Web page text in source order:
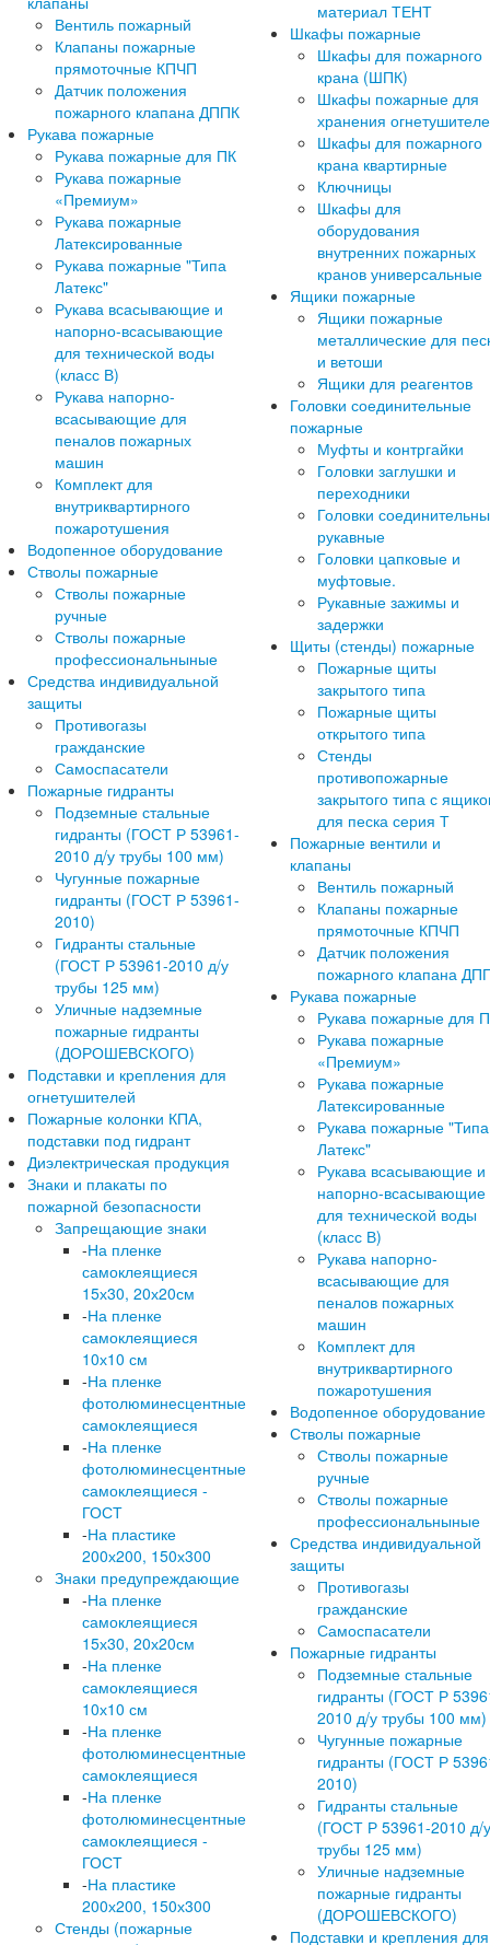
Вентиль пожарный
Клапаны пожарные
прямоточные КПЧП
Датчик положения
пожарного клапана ДППК
Рукава пожарные
Рукава пожарные для ПК
Рукава пожарные
«Премиум»
Рукава пожарные
Латексированные
Рукава пожарные "Типа
Латекс"
Рукава всасывающие и
напорно-всасывающие
для технической воды
(класс В)
Рукава напорно-
всасывающие для
пеналов пожарных
машин
Комплект для
внутриквартирного
пожаротушения
Водопенное оборудование
Стволы пожарные
Стволы пожарные
ручные
Стволы пожарные
профессиональныные
Средства индивидуальной
защиты
Противогазы
гражданские
Самоспасатели
Пожарные гидранты
Подземные стальные
гидранты (ГОСТ Р 53961-
2010 д/у трубы 100 мм)
Чугунные пожарные
гидранты (ГОСТ Р 53961-
2010)
Гидранты стальные
(ГОСТ Р 53961-2010 д/у
трубы 125 мм)
Уличные надземные
пожарные гидранты
(ДОРОШЕВСКОГО)
Подставки и крепления для
огнетушителей
Пожарные колонки КПА,
подставки под гидрант
Диэлектрическая продукция
Знаки и плакаты по
пожарной безопасности
Запрещающие знаки
-На пленке
самоклеящиеся
15х30, 20х20см
-На пленке
самоклеящиеся
10х10 см
-На пленке
фотолюминесцентные
самоклеящиеся
-На пленке
фотолюминесцентные
самоклеящиеся -
ГОСТ
-На пластике
200х200, 150х300
Знаки предупреждающие
-На пленке
самоклеящиеся
15х30, 20х20см
-На пленке
самоклеящиеся
10х10 см
-На пленке
фотолюминесцентные
самоклеящиеся
-На пленке
фотолюминесцентные
самоклеящиеся -
ГОСТ
-На пластике
200х200, 150х300
Стенды (пожарные
материал ТЕНТ
Шкафы пожарные
Шкафы для пожарного
крана (ШПК)
Шкафы пожарные для
хранения
Шкафы для пожарного
крана квартирные
Ключницы
Шкафы для
оборудования
внутренних пожарных
кранов универсальные
Ящики пожарные
Ящики пожарные
металлические для
и ветоши
Ящики для реагентов
Головки соединительные
пожарные
Муфты и контргайки
Головки заглушки и
переходники
Головки
рукавные
Головки цапковые и
муфтовые.
Рукавные зажимы и
задержки
Щиты (стенды) пожарные
Пожарные щиты
закрытого типа
Пожарные щиты
открытого типа
Стенды
противопожарные
закрытого типа с
для песка серия Т
Пожарные вентили и
клапаны
Вентиль пожарный
Клапаны пожарные
прямоточные КПЧП
Датчик положения
пожарного клапана
Рукава пожарные
Рукава пожарные для
Рукава пожарные
«Премиум»
Рукава пожарные
Латексированные
Рукава пожарные "Типа
Латекс"
Рукава всасывающие и
напорно-всасывающие
для технической воды
(класс В)
Рукава напорно-
всасывающие для
пеналов пожарных
машин
Комплект для
внутриквартирного
пожаротушения
Водопенное оборудование
Стволы пожарные
Стволы пожарные
ручные
Стволы пожарные
профессиональныные
Средства индивидуальной
защиты
Противогазы
гражданские
Самоспасатели
Пожарные гидранты
Подземные стальные
гидранты (ГОСТ Р
2010 д/у трубы 100 мм)
Чугунные пожарные
гидранты (ГОСТ Р
2010)
Гидранты стальные
(ГОСТ Р 53961-2010 д/у
трубы 125 мм)
Уличные надземные
пожарные гидранты
(ДОРОШЕВСКОГО)
Подставки и крепления для